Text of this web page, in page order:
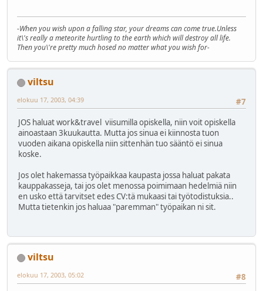
-When you wish upon a falling star, your dreams can come true.Unless
it\'s really a meteorite hurtling to the earth which will destroy all life.
Then you\'re pretty much hosed no matter what you wish for-
viltsu
#7
elokuu 17, 2003, 04:39
JOS haluat work&travel viisumilla opiskella, niin voit opiskella
ainoastaan 3kuukautta. Mutta jos sinua ei kiinnosta tuon
vuoden aikana opiskella niin sittenhän tuo sääntö ei sinua
koske.
Jos olet hakemassa työpaikkaa kaupasta jossa haluat pakata
kauppakasseja, tai jos olet menossa poimimaan hedelmiä niin
en usko että tarvitset edes CV:tä mukaasi tai työtodistuksia..
Mutta tietenkin jos haluaa "paremman" työpaikan ni sit.
viltsu
#8
elokuu 17, 2003, 05:02